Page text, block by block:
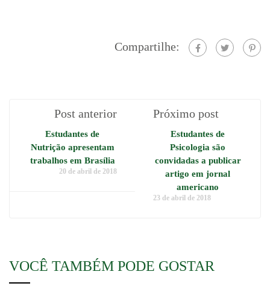
Compartilhe:
Post anterior
Estudantes de
Nutrição apresentam
trabalhos em Brasília
20 de abril de 2018
Próximo post
Estudantes de
Psicologia são
convidadas a publicar
artigo em jornal
americano
23 de abril de 2018
VOCÊ TAMBÉM PODE GOSTAR